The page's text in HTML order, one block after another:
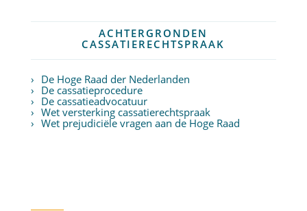
ACHTERGRONDEN
CASSATIERECHTSPRAAK
De Hoge Raad der Nederlanden
De cassatieprocedure
De cassatieadvocatuur
Wet versterking cassatierechtspraak
Wet prejudiciële vragen aan de Hoge Raad